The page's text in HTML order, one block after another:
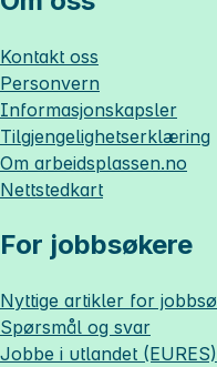
Kontakt oss
Personvern
Informasjonskapsler
Tilgjengelighetserklæring
Om arbeidsplassen.no
Nettstedkart
For jobbsøkere
Nyttige artikler for
Spørsmål og svar
Jobbe i utlandet (EURES)